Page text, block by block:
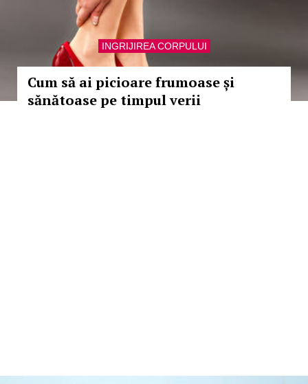
INGRIJIREA CORPULUI
Cum să ai picioare frumoase și
sănătoase pe timpul verii